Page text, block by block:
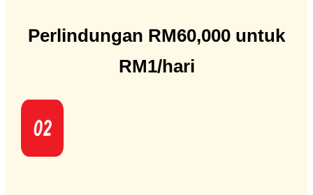
Perlindungan RM60,000 untuk
RM1/hari